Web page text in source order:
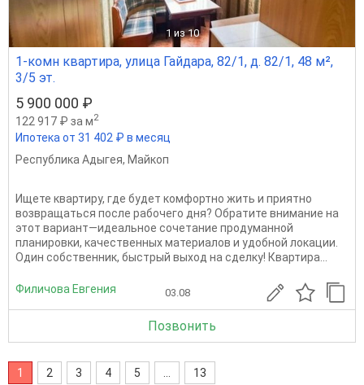
1 из 10
1-комн квартира, улица Гайдара, 82/1, д. 82/1, 48 м²,
3/5 эт.
5 900 000 ₽
122 917 ₽ за м2
Ипотека от 31 402 ₽ в месяц
Республика Адыгея, Майкоп
Ищете квартиру, где будет комфортно жить и приятно
возвращаться после рабочего дня? Обратите внимание на
этот вариант—идеальное сочетание продуманной
планировки, качественных материалов и удобной локации.
Один собственник, быстрый выход на сделку! Квартира...
Филичова Евгения 03.08
Позвонить
1 2 3 4 5
13